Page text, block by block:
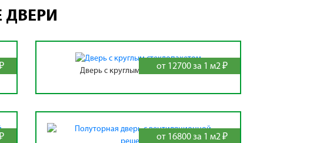
от 12700 за 1 м2 ₽
Дверь с круглым стеклопакетом
от 16800 за 1 м2 ₽